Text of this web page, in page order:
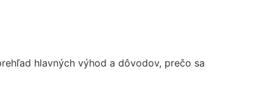
hlavných výhod a dôvodov, prečo sa